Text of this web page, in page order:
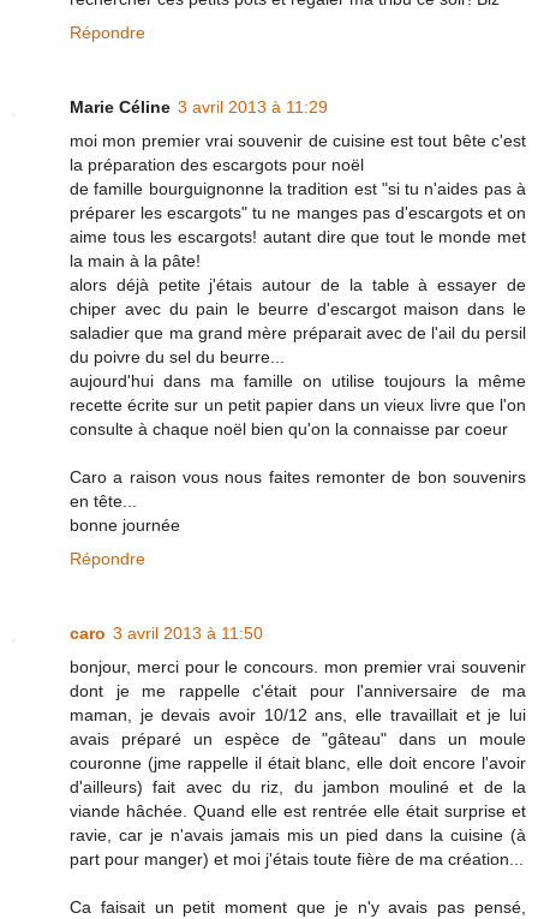
Répondre
Marie Céline 3 avril 2013 à 11:29
moi mon premier vrai souvenir de cuisine est tout bête c'est
la préparation des escargots pour noël
de famille bourguignonne la tradition est "si tu n'aides pas à
préparer les escargots" tu ne manges pas d'escargots et on
aime tous les escargots! autant dire que tout le monde met
la main à la pâte!
alors déjà petite j'étais autour de la table à essayer de
chiper avec du pain le beurre d'escargot maison dans le
saladier que ma grand mère préparait avec de l'ail du persil
du poivre du sel du beurre...
aujourd'hui dans ma famille on utilise toujours la même
recette écrite sur un petit papier dans un vieux livre que l'on
consulte à chaque noël bien qu'on la connaisse par coeur
Caro a raison vous nous faites remonter de bon souvenirs
en tête...
bonne journée
Répondre
caro 3 avril 2013 à 11:50
bonjour, merci pour le concours. mon premier vrai souvenir
dont je me rappelle c'était pour l'anniversaire de ma
maman, je devais avoir 10/12 ans, elle travaillait et je lui
avais préparé un espèce de "gâteau" dans un moule
couronne (jme rappelle il était blanc, elle doit encore l'avoir
d'ailleurs) fait avec du riz, du jambon mouliné et de la
viande hâchée. Quand elle est rentrée elle était surprise et
ravie, car je n'avais jamais mis un pied dans la cuisine (à
part pour manger) et moi j'étais toute fière de ma création...
Ca faisait un petit moment que je n'y avais pas pensé,